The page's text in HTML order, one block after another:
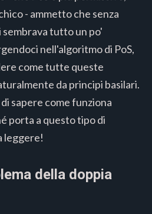
- ammetto che senza
sembrava tutto un po'
nell'algoritmo di PoS,
come tutte queste
da principi basilari.
sapere come funziona
porta a questo tipo di
leggere!
della doppia